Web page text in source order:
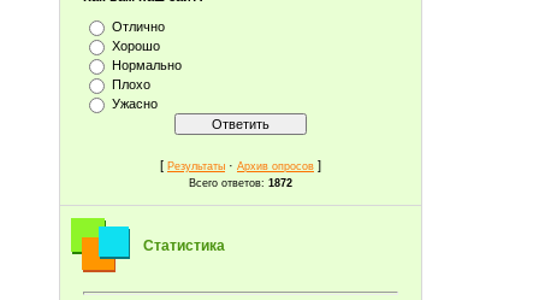
Отлично
Хорошо
Нормально
Плохо
Ужасно
[ Результаты · Архив опросов ]
Всего ответов: 1872
Статистика